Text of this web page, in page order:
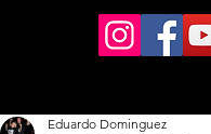
Eduardo Dominguez